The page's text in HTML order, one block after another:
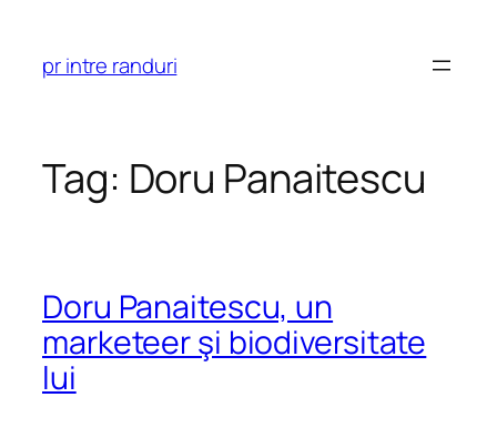
content
pr intre randuri
Tag: Doru Panaitescu
Doru Panaitescu, un
marketeer şi biodiversitate
lui